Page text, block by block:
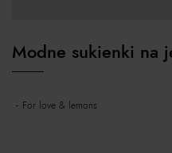
Modne sukienki na
for love & lemons